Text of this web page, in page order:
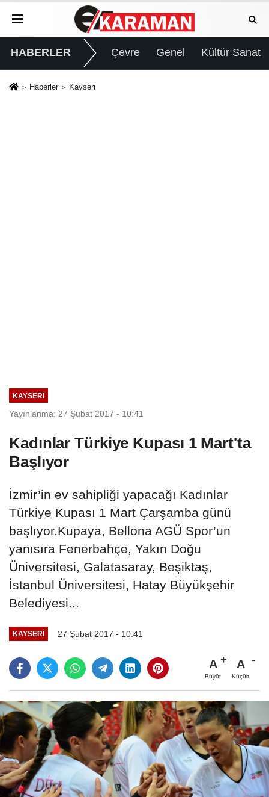
HABERLER Çevre Genel Kültür Sanat
Haberler Kayseri
KAYSERI
Yayınlanma: 27 Şubat 2017 - 10:41
Kadınlar Türkiye Kupası 1 Mart'ta
Başlıyor
İzmir’in ev sahipliği yapacağı Kadınlar
Türkiye Kupası 1 Mart Çarşamba günü
başlıyor.Kupaya, Bellona AGÜ Spor’un
yanısıra Fenerbahçe, Yakın Doğu
Üniversitesi, Galatasaray, Beşiktaş,
İstanbul Üniversitesi, Hatay Büyükşehir
Belediyesi...
KAYSERI 27 Şubat 2017 - 10:41
A
Büyüt
A
Küçült